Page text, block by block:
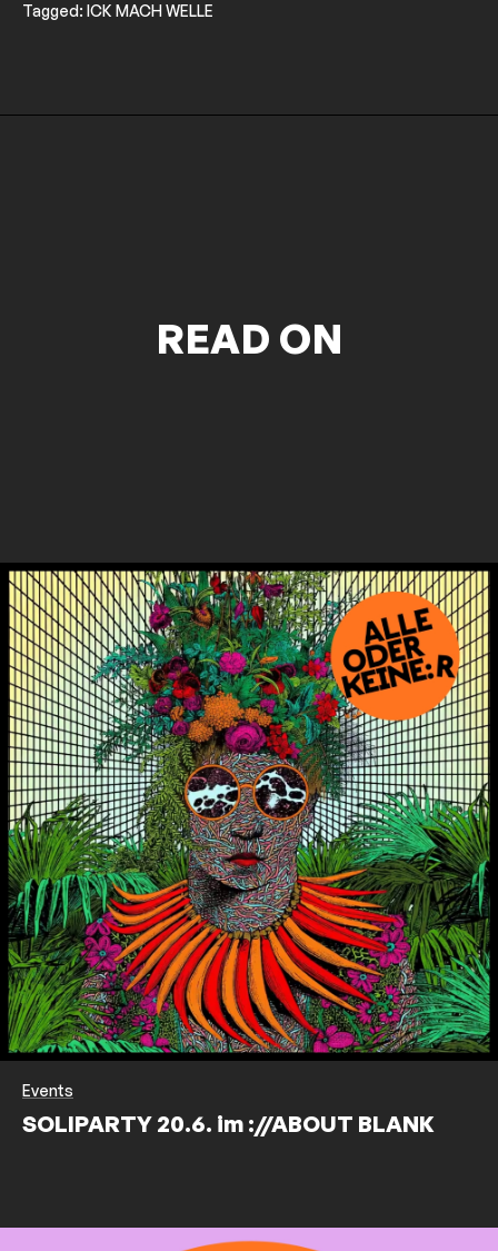
Tagged: ICK MACH WELLE
READ ON
Events
SOLIPARTY 20.6. im ://ABOUT BLANK